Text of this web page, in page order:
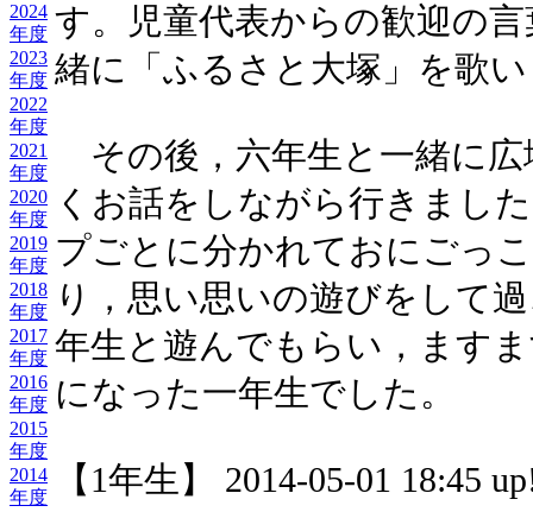
2024
年度
2023
年度
2022
年度
2021
年度
2020
年度
2019
年度
2018
年度
2017
年度
2016
年度
2015
年度
2014
年度
す。児童代表からの歓迎の
緒に「ふるさと大塚」を歌
その後，六年生と一緒に広
くお話をしながら行きまし
プごとに分かれておにごっ
り，思い思いの遊びをして
年生と遊んでもらい，ます
になった一年生でした。
【1年生】 2014-05-01 18:45